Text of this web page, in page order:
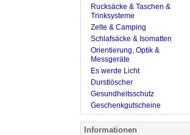
Rucksäcke & Taschen &
Trinksysteme
Zelte & Camping
Schlafsäcke & Isomatten
Orientierung, Optik &
Messgeräte
Es werde Licht
Durstlöscher
Gesundheitsschutz
Geschenkgutscheine
Informationen